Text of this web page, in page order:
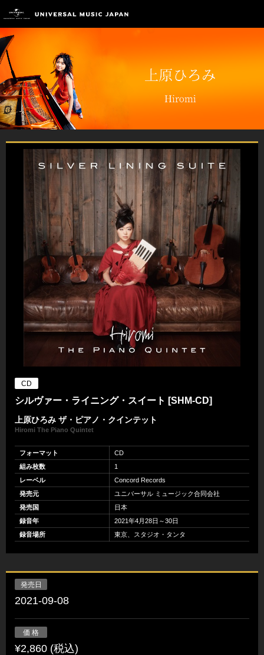
CD
シルヴァー・ライニング・スイート [SHM-CD]
上原ひろみ ザ・ピアノ・クインテット
Hiromi The Piano Quintet
フォーマット
CD
組み枚数
1
レーベル
Concord Records
発売元
ユニバーサル ミュージック合同会社
発売国
日本
録音年
2021年4月28日～30日
録音場所
東京、スタジオ・タンタ
発売日
2021-09-08
価 格
¥2,860 (税込)